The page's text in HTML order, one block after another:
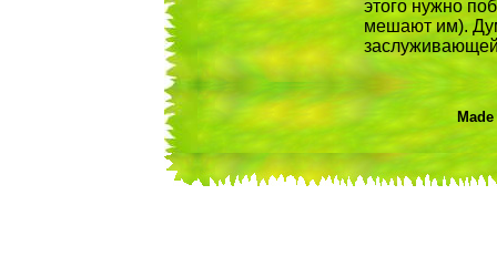
этого нужно
мешают им).